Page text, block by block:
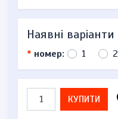
Наявні варіанти
* номер: 1 2
КУПИТИ